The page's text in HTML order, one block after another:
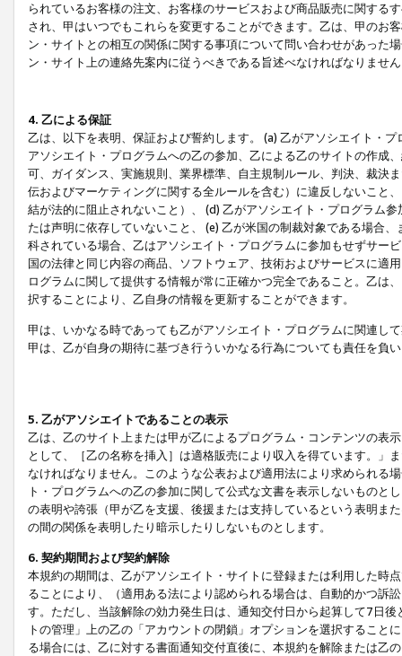
られているお客様の注文、お客様のサービスおよび商品販売に関する
され、甲はいつでもこれらを変更することができます。乙は、甲のお
ン・サイトとの相互の関係に関する事項について問い合わせがあった
ン・サイト上の連絡先案内に従うべきである旨述べなければなりませ
4. 乙による保証
乙は、以下を表明、保証および誓約します。 (a) 乙がアソシエイト・
アソシエイト・プログラムへの乙の参加、乙による乙のサイトの作成
可、ガイダンス、実施規則、業界標準、自主規制ルール、判決、裁決
伝およびマーケティングに関する全ルールを含む）に違反しないこと
結が法的に阻止されないこと）、 (d) 乙がアソシエイト・プログラム
たは声明に依存していないこと、 (e) 乙が米国の制裁対象である場合
科されている場合、乙はアソシエイト・プログラムに参加もせずサー
国の法律と同じ内容の商品、ソフトウェア、技術およびサービスに適
ログラムに関して提供する情報が常に正確かつ完全であること。乙は
択することにより、乙自身の情報を更新することができます。
甲は、いかなる時であっても乙がアソシエイト・プログラムに関連し
甲は、乙が自身の期待に基づき行ういかなる行為についても責任を負
5. 乙がアソシエイトであることの表示
乙は、乙のサイト上または甲が乙によるプログラム・コンテンツの表
として、［乙の名称を挿入］は適格販売により収入を得ています。」
なければなりません。このような公表および適用法により求められる
ト・プログラムへの乙の参加に関して公式な文書を表示しないもの
の表明や誇張（甲が乙を支援、後援または支持しているという表明ま
の間の関係を表明したり暗示したりしないものとします。
6. 契約期間および契約解除
本規約の期間は、乙がアソシエイト・サイトに登録または利用した時
ることにより、（適用ある法により認められる場合は、自動的かつ訴
す。ただし、当該解除の効力発生日は、通知交付日から起算して7日
トの管理」上の乙の「アカウントの閉鎖」オプションを選択するこ
る場合には、乙に対する書面通知交付直後に、本規約を解除または乙